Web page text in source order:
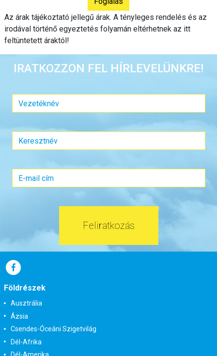
Az árak tájékoztató jellegű árak. A tényleges rendelés és az
irodával történő egyeztetés folyamán eltérhetnek az itt
feltüntetett áraktól!
IRATKOZZON FEL HÍRLEVELÜNKRE!
Feliratkozás
Földrészek
Ausztrália
Ázsia
Csendes-Óceáni Szigetvilág
Dél-Afrika